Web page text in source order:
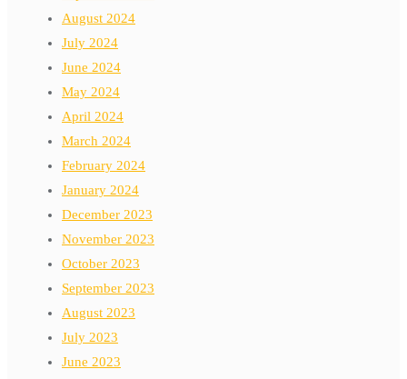
August 2024
July 2024
June 2024
May 2024
April 2024
March 2024
February 2024
January 2024
December 2023
November 2023
October 2023
September 2023
August 2023
July 2023
June 2023